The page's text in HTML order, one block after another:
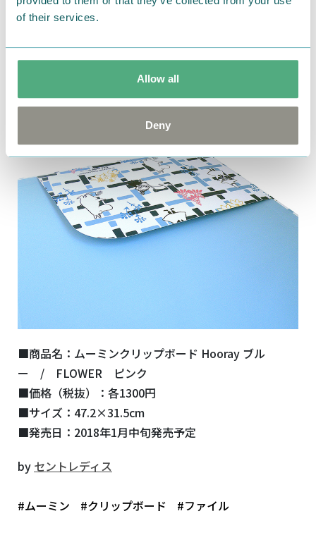
of their services.
Allow all
Deny
内側には、ポケットをつてけております。
■商品名：ムーミンクリップボード Hooray ブル
ー / FLOWER ピンク
■価格（税抜）：各1300円
■サイズ：47.2×31.5cm
■発売日：2018年1月中旬発売予定
by セントレディス
#ムーミン #クリップボード #ファイル